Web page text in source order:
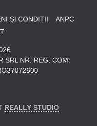
ȘI CONDIȚII
ANPC
SRL NR. REG. COM:
REALLY STUDIO